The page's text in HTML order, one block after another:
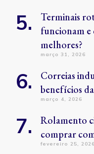
Terminais
funcionam e
melhores?
março 31, 2026
Correias
benefícios
março 4, 2026
Rolamento
comprar
fevereiro 25, 2026